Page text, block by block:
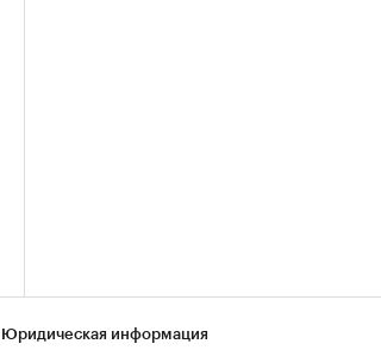
Юридическая информация